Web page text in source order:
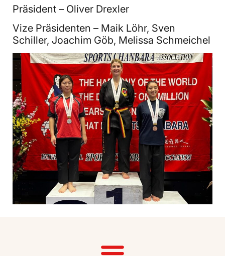
Präsident – Oliver Drexler
Vize Präsidenten – Maik Löhr, Sven
Schiller, Joachim Göb, Melissa Schmeichel